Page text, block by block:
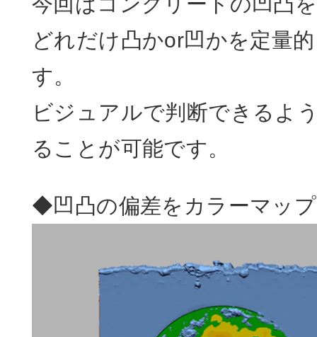
どれだけ凸かor凹かを定量
す。
ビジュアルで判断できるよ
ることが可能です。
◆凹凸の偏差をカラーマッ